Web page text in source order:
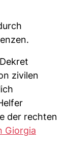
zivilen
der rechten
Giorgia